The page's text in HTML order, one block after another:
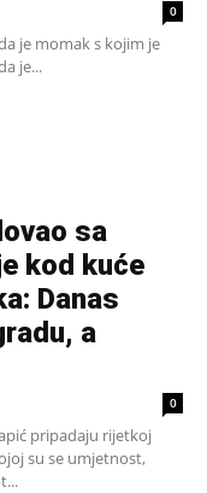
0
je momak s kojim je
je...
sa
kod kuće
Danas
a
0
pripadaju rijetkoj
su se umjetnost,